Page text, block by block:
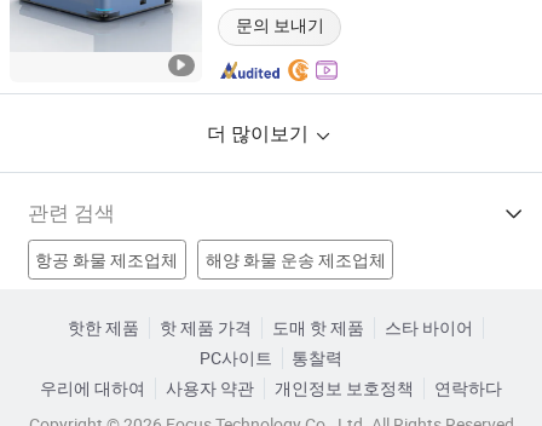
문의 보내기
더 많이보기
관련 검색
항공 화물 제조업체 해양 화물 운송 제조업체
배송 서비스 공장
핫한 제품 핫 제품 가격 도매 핫 제품
스타 바이어
PC사이트
통찰력
우리에 대하여
사용자 약관 개인정보 보호정책
연락하다